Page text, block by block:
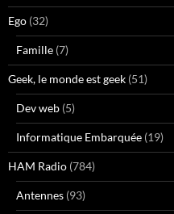
Ego (32)
Famille (7)
Geek, le monde est geek (51)
Dev web (5)
Informatique Embarquée (19)
HAM Radio (784)
Antennes (93)